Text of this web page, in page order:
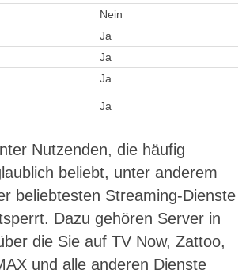
Nein
Ja
Ja
Ja
Ja
Nutzenden, die häufig
beliebt, unter anderem
beliebtesten Streaming-Dienste
Dazu gehören Server in
die Sie auf TV Now, Zattoo,
und alle anderen Dienste